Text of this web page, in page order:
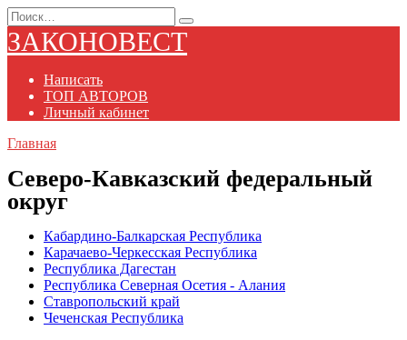
Перейти
к
содержанию
Search
for:
ЗАКОНОВЕСТ
Написать
ТОП АВТОРОВ
Личный кабинет
Главная
Северо-Кавказский федеральный
округ
Кабардино-Балкарская Республика
Карачаево-Черкесская Республика
Республика Дагестан
Республика Северная Осетия - Алания
Ставропольский край
Чеченская Республика